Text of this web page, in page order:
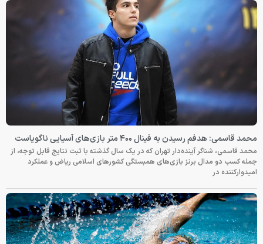
محمد قاسمی: هدفم رسیدن به فینال ۴۰۰ متر بازی‌های آسیایی ناگویاست
محمد قاسمی، شناگر آینده‌دار تهران که در یک سال گذشته با ثبت نتایج قابل توجه، از
جمله کسب دو مدال برنز بازی‌های همبستگی کشورهای اسلامی ریاض و عملکرد
امیدوارکننده در